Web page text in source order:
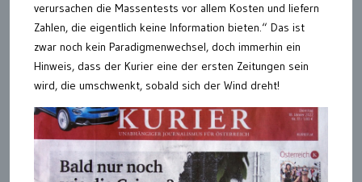
verursachen die Massentests vor allem Kosten und liefern
Zahlen, die eigentlich keine Information bieten.“ Das ist
zwar noch kein Paradigmenwechsel, doch immerhin ein
Hinweis, dass der Kurier eine der ersten Zeitungen sein
wird, die umschwenkt, sobald sich der Wind dreht!